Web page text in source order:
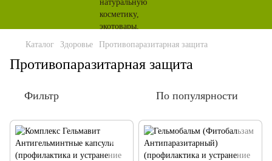
Каталог Здоровье Противопаразитарная защита
Противопаразитарная защита
Фильтр По популярности